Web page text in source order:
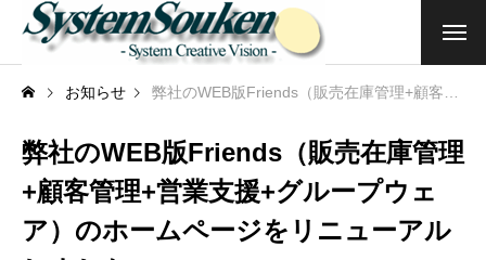
トップ
企業情報
ご挨拶・企業理念
お知らせ 弊社のWEB版Friends（販売在庫管理+顧客管理+営業支援+グループウェア）のホームページをリニューアルしました。
弊社のWEB版Friends（販売在庫管理
+顧客管理+営業支援+グループウェ
ア）のホームページをリニューアル